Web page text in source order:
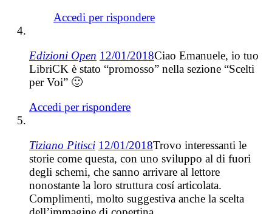
Accedi per rispondere
Edizioni Open 12/01/2018Ciao Emanuele, io tuo
LibriCK è stato “promosso” nella sezione “Scelti
per Voi” 🙂
Accedi per rispondere
Tiziano Pitisci 12/01/2018Trovo interessanti le
storie come questa, con uno sviluppo al di fuori
degli schemi, che sanno arrivare al lettore
nonostante la loro struttura cosí articolata.
Complimenti, molto suggestiva anche la scelta